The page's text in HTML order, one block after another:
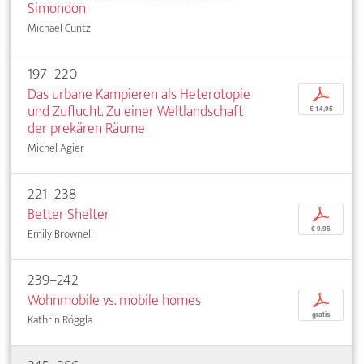
Simondon
Michael Cuntz
197–220
Das urbane Kampieren als Heterotopie
und Zuflucht. Zu einer Weltlandschaft
der prekären Räume
Michel Agier
p
€ 14,95
221–238
Better Shelter
Emily Brownell
p
€ 9,95
239–242
Wohnmobile vs. mobile homes
Kathrin Röggla
p
gratis